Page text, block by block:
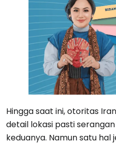
Hingga saat ini, otoritas
detail lokasi pasti
keduanya. Namun satu hal